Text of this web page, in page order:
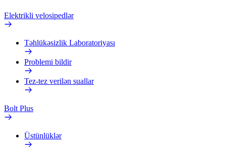
Elektrikli velosipedlər
Təhlükəsizlik Laboratoriyası
Problemi bildir
Tez-tez verilən suallar
Bolt Plus
Üstünlüklər